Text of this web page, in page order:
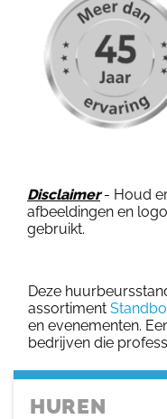
Disclaimer- Houd
afbeeldingen en
gebruikt.
Deze
assortiment
en evenementen.
bedrijven die
HUREN